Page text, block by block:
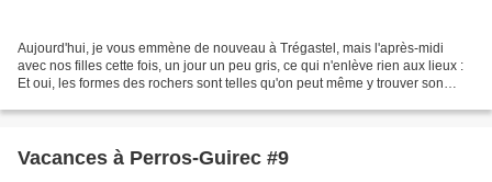
Aujourd'hui, je vous emmène de nouveau à Trégastel, mais l'après-midi
avec nos filles cette fois, un jour un peu gris, ce qui n'enlève rien aux lieux :
Et oui, les formes des rochers sont telles qu'on peut même y trouver son
Vacances à Perros-Guirec #9